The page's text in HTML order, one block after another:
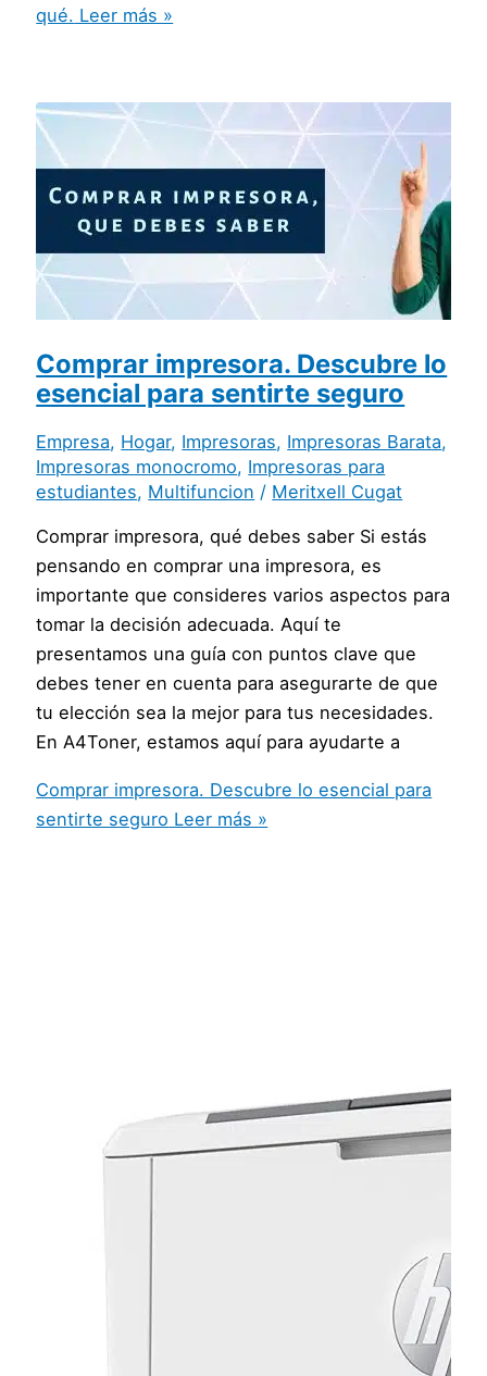
qué. Leer más »
Comprar impresora. Descubre lo
esencial para sentirte seguro
Empresa, Hogar, Impresoras, Impresoras Barata,
Impresoras monocromo, Impresoras para
estudiantes, Multifuncion / Meritxell Cugat
Comprar impresora, qué debes saber Si estás
pensando en comprar una impresora, es
importante que consideres varios aspectos para
tomar la decisión adecuada. Aquí te
presentamos una guía con puntos clave que
debes tener en cuenta para asegurarte de que
tu elección sea la mejor para tus necesidades.
En A4Toner, estamos aquí para ayudarte a
Comprar impresora. Descubre lo esencial para
sentirte seguro Leer más »